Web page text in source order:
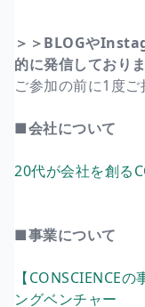
＞＞BLOGや
的に発信しておりま
ご参加の前に1度ご
■会社について
20代が会社を創る
■事業について
【CONSCIENCE
ングベンチャー